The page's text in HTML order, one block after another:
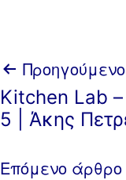
άρθρων
Kitchen Lab –
5 | Άκης
Επόμενο άρθρο